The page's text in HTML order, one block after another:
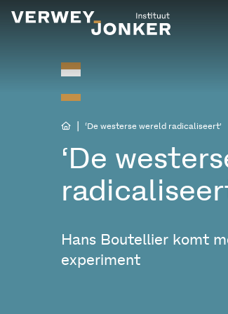
‘De westerse wereld radicaliseert’
‘De
Hans Boutellier komt
experiment